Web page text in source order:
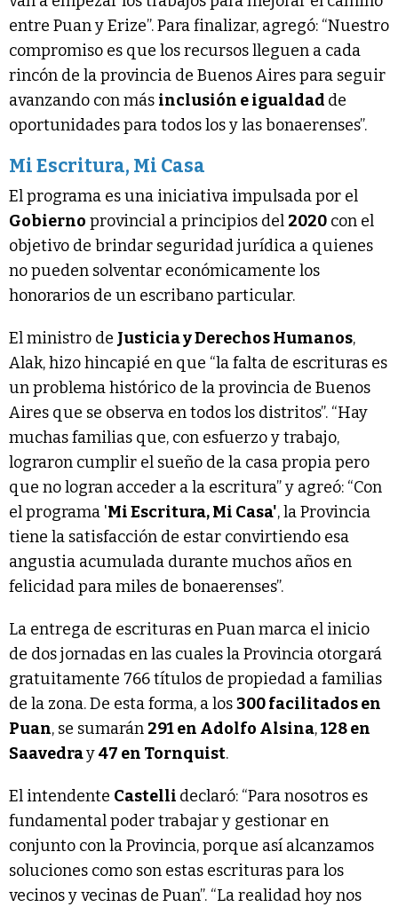
entre Puan y Erize”. Para finalizar, agregó: “Nuestro
compromiso es que los recursos lleguen a cada
rincón de la provincia de Buenos Aires para seguir
avanzando con más inclusión e igualdad de
oportunidades para todos los y las bonaerenses”.
Mi Escritura, Mi Casa
El programa es una iniciativa impulsada por el
Gobierno provincial a principios del 2020 con el
objetivo de brindar seguridad jurídica a quienes
no pueden solventar económicamente los
honorarios de un escribano particular.
El ministro de Justicia y Derechos Humanos,
Alak, hizo hincapié en que “la falta de escrituras es
un problema histórico de la provincia de Buenos
Aires que se observa en todos los distritos”. “Hay
muchas familias que, con esfuerzo y trabajo,
lograron cumplir el sueño de la casa propia pero
que no logran acceder a la escritura” y agreó: “Con
el programa 'Mi Escritura, Mi Casa', la Provincia
tiene la satisfacción de estar convirtiendo esa
angustia acumulada durante muchos años en
felicidad para miles de bonaerenses”.
La entrega de escrituras en Puan marca el inicio
de dos jornadas en las cuales la Provincia otorgará
gratuitamente 766 títulos de propiedad a familias
de la zona. De esta forma, a los300 facilitados en
Puan, se sumarán 291 en Adolfo Alsina,128 en
Saavedray47 en Tornquist.
El intendente Castelli declaró: “Para nosotros es
fundamental poder trabajar y gestionar en
conjunto con la Provincia, porque así alcanzamos
soluciones como son estas escrituras para los
vecinos y vecinas de Puan”. “La realidad hoy nos